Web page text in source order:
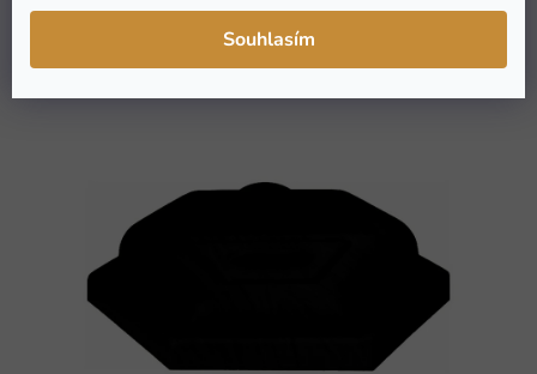
Souhlasím
Průměrné
Neohodnoceno